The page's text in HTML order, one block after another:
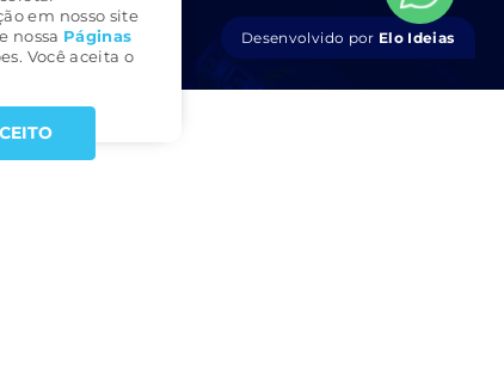
em nosso site
nossa Páginas
Você aceita o
Desenvolvido por Elo Ideias